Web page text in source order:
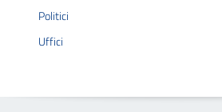
Politici
Uffici